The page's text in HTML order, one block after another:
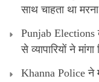
साथ चाहता था मरना
Punjab Elections
से व्यापारियों ने
Khanna Police ने